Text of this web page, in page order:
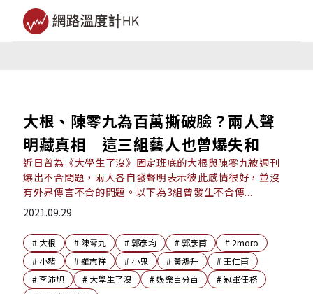
大根、陳零九為百萬撕破臉？兩人聲
明藏真相 這三組藝人也曾爆失和
近日曾為《大學生了沒》固定班底的大根與陳零九被週刊
爆出不合問題，兩人各自發聲明表示彼此感情很好，並沒
有外界傳言不合的問題。以下為3組曾發生不合傳...
2021.09.29
# 大根 # 陳零九 #郭彥均 #郭彥甫 # 2moro
# 小豬 #羅志祥 # 小鬼 # 黃鴻升 #王仁甫
#李沛旭 # 大學生了沒 #娛樂百分百 #冠軍任務